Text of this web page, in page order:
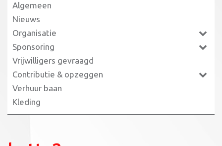
Algemeen
Nieuws
Organisatie
Sponsoring
Vrijwilligers gevraagd
Contributie & opzeggen
Verhuur baan
Kleding